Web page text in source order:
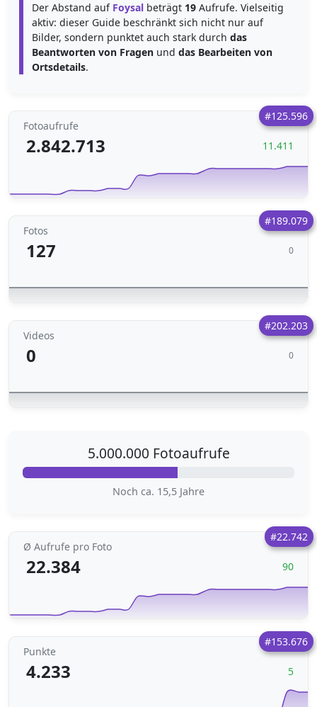
Der Abstand auf Foysal beträgt 19 Aufrufe. Vielseitig
aktiv: dieser Guide beschränkt sich nicht nur auf
Bilder, sondern punktet auch stark durch das
Beantworten von Fragen und das Bearbeiten von
Ortsdetails.
#125.596
Fotoaufrufe
2.842.713 11.411
#189.079
Fotos
127 0
#202.203
Videos
0 0
5.000.000 Fotoaufrufe
Noch ca. 15,5 Jahre
#22.742
Ø Aufrufe pro Foto
22.384 90
#153.676
Punkte
4.233 5